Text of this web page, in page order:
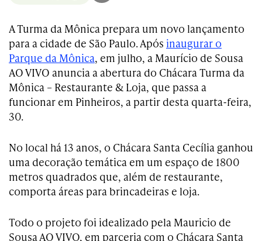
A Turma da Mônica prepara um novo lançamento
para a cidade de São Paulo. Após inaugurar o
Parque da Mônica, em julho, a Maurício de Sousa
AO VIVO anuncia a abertura do Chácara Turma da
Mônica – Restaurante & Loja, que passa a
funcionar em Pinheiros, a partir desta quarta-feira,
30.
No local há 13 anos, o Chácara Santa Cecília ganhou
uma decoração temática em um espaço de 1800
metros quadrados que, além de restaurante,
comporta áreas para brincadeiras e loja.
Todo o projeto foi idealizado pela Mauricio de
Sousa AO VIVO, em parceria com o Chácara Santa